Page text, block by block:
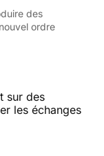
des
ordre
sur des
les échanges